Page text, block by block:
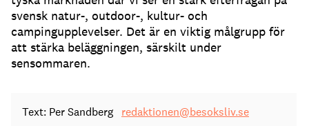
svensk natur-, outdoor-, kultur- och
campingupplevelser. Det är en viktig målgrupp för
att stärka beläggningen, särskilt under
sensommaren.
Text: Per Sandberg redaktionen@besoksliv.se